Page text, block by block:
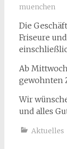
muenchen
Die
Friseure
Ab
gewohnten
Wir
und alles
Aktuelles